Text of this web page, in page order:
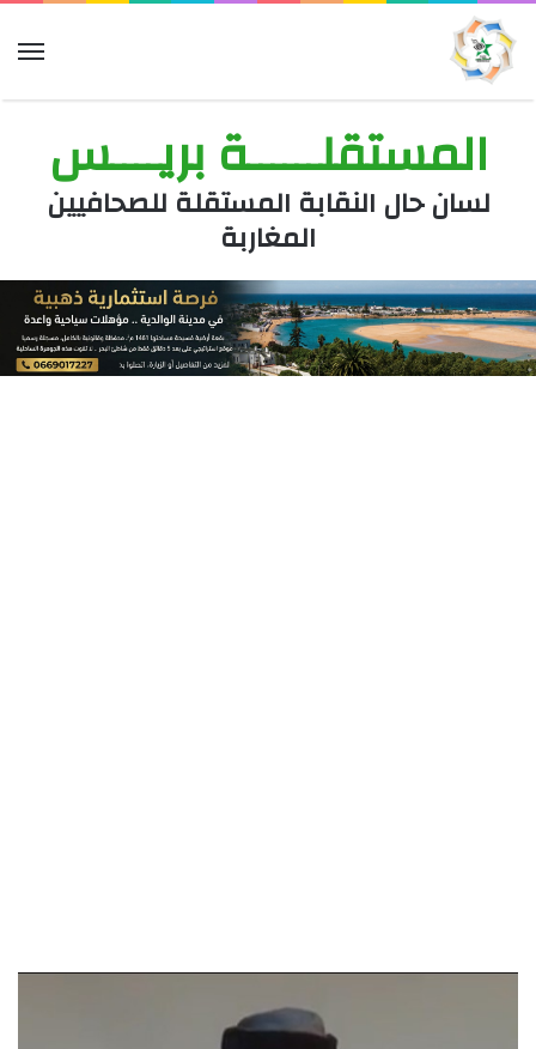
المستقلــــــة بريــــس
لسان حال النقابة المستقلة للصحافيين
المغاربة